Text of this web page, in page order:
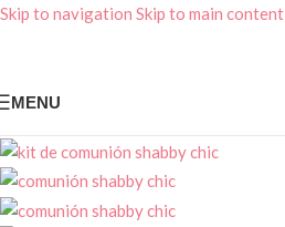
Skip to navigation Skip to main content
MENU